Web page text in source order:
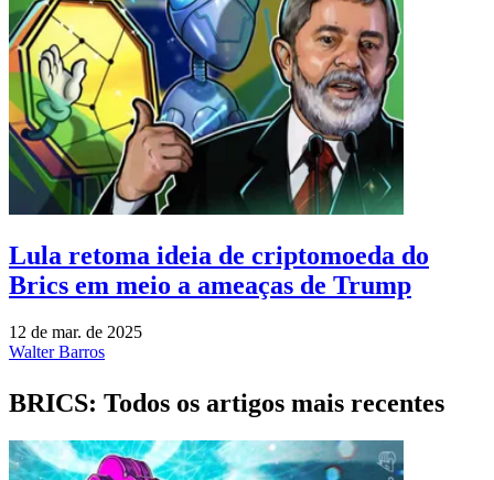
Lula retoma ideia de criptomoeda do
Brics em meio a ameaças de Trump
12 de mar. de 2025
Walter Barros
BRICS: Todos os artigos mais recentes